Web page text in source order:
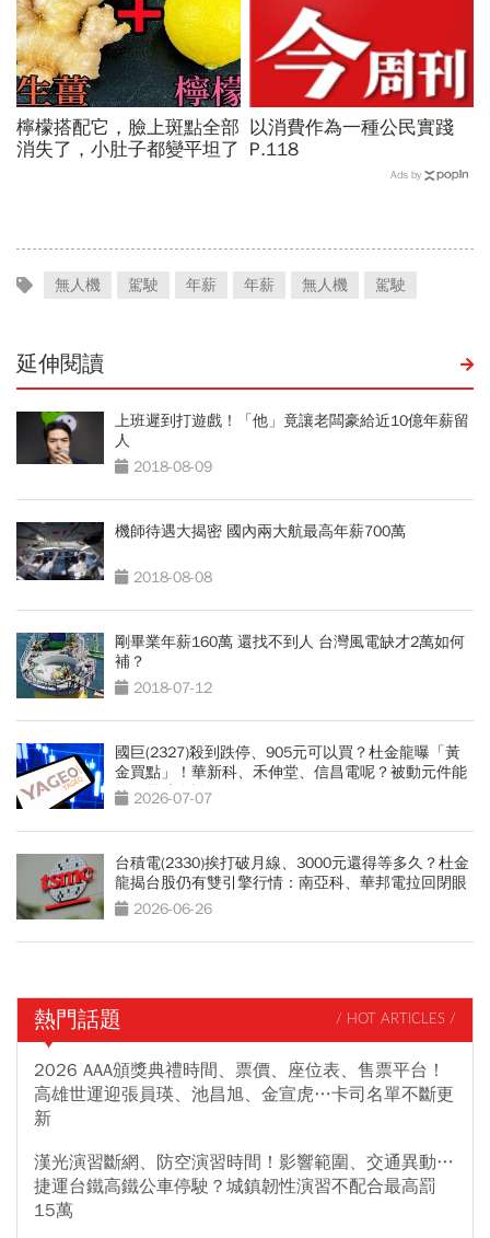
檸檬搭配它，臉上斑點全部
消失了，小肚子都變平坦了
以消費作為一種公民實踐
P.118
Ads by
無人機 駕駛 年薪 年薪 無人機 駕駛
延伸閱讀
上班遲到打遊戲！「他」竟讓老闆豪給近10億年薪留
人
2018-08-09
機師待遇大揭密 國內兩大航最高年薪700萬
2018-08-08
剛畢業年薪160萬 還找不到人 台灣風電缺才2萬如何
補？
2018-07-12
國巨(2327)殺到跌停、905元可以買？杜金龍曝「黃
金買點」！華新科、禾伸堂、信昌電呢？被動元件能
抱到幾時全說了
2026-07-07
台積電(2330)挨打破月線、3000元還得等多久？杜金
龍揭台股仍有雙引擎行情：南亞科、華邦電拉回閉眼
買 2026-06-26
熱門話題 / HOT ARTICLES /
2026 AAA頒獎典禮時間、票價、座位表、售票平台！
高雄世運迎張員瑛、池昌旭、金宣虎…卡司名單不斷更
新
漢光演習斷網、防空演習時間！影響範圍、交通異動…
捷運台鐵高鐵公車停駛？城鎮韌性演習不配合最高罰
15萬